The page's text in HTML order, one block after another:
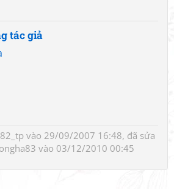
tác giả
vào 29/09/2007 16:48, đã sửa
vào 03/12/2010 00:45